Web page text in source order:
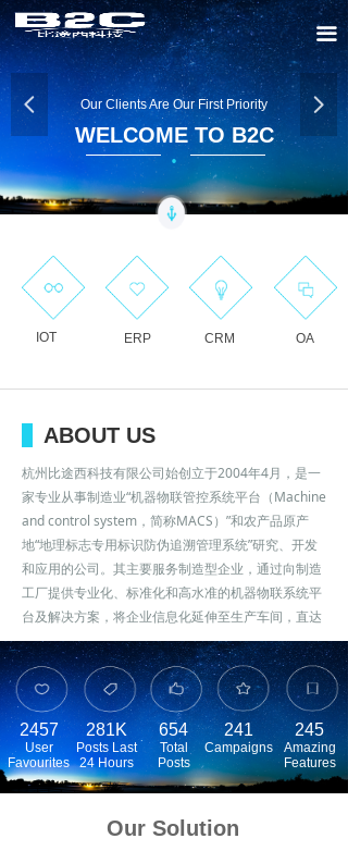
끀
WELCOME TO B2C
Our Clients Are Our First Priority
·
넳 넲
IOT ERP CRM OA
ABOUT US
2457
User
Favourites
281K
Posts Last
24 Hours
654
Total
Posts
241
Campaigns
245
Amazing
Features
Our Solution
杭州比途西科技有限公司始创立于2004年4月，是一
家专业从事制造业“机器物联管控系统平台（Machine
and control system，简称MACS）”和农产品原产
地“地理标志专用标识防伪追溯管理系统”研究、开发
和应用的公司。其主要服务制造型企业，通过向制造
工厂提供专业化、标准化和高水准的机器物联系统平
台及解决方案，将企业信息化延伸至生产车间，直达
最底层的生产设备、设施，从而构建起数字化、信息
化的透明工厂，使生产制造更高效、更精准，达到减
人降本的目的。MACS平台的实时监控和预报警机制
弥补了企业管理资源的不足，其详尽的原始数据通过
提炼应用可以帮助制造企业快速、大幅度地降低制造
成本、持续地提高管理水平、经营绩效和综合竞争
力。